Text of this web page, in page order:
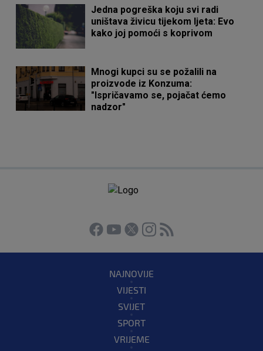
Jedna pogreška koju svi radi
uništava živicu tijekom ljeta: Evo
kako joj pomoći s koprivom
Mnogi kupci su se požalili na
proizvode iz Konzuma:
"Ispričavamo se, pojačat ćemo
nadzor"
NAJNOVIJE
VIJESTI
SVIJET
SPORT
VRIJEME